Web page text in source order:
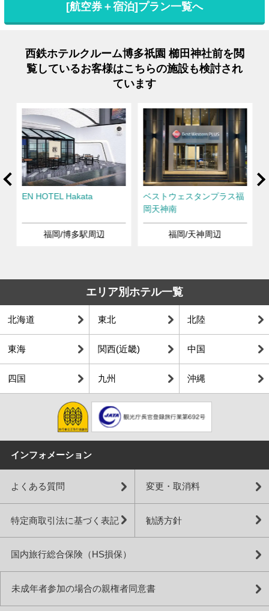
[航空券＋宿泊]プラン一覧へ
西鉄ホテルクルーム博多祇園 櫛田神社前を閲
覧しているお客様はこちらの施設も検討され
ています
EN HOTEL Hakata
福岡/博多駅周辺
ベストウェスタンプラス福
岡天神南
福岡/天神周辺
エリア別ホテル一覧
北海道 東北 北陸
東海 関西(近畿) 中国
四国 九州 沖縄
インフォメーション
よくある質問 変更・取消料
特定商取引法に基づく表記 勧誘方針
国内旅行総合保険（HS損保）
未成年者参加の場合の親権者同意書